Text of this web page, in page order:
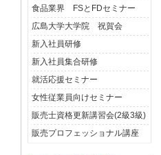
食品業界 FSとFDセミナー
広島大学大学院 祝賀会
新入社員研修
新入社員集合研修
就活応援セミナー
女性従業員向けセミナー
販売士資格更新講習会(2級3級)
販売プロフェッショナル講座